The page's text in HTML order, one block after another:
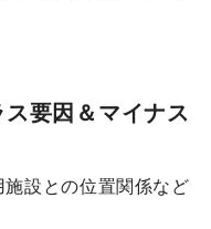
要因＆マイナス
設との位置関係など